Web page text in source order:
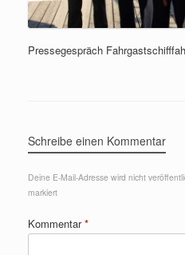
Pressegespräch
Schreibe einen Kommentar
Deine E-Mail-Adresse wird nicht
markiert
Kommentar*